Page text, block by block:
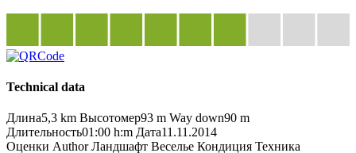
Technical data
Длина5,3 km Высотомер93 m Way down90 m
Длительность01:00 h:m Дата11.11.2014
Оценки Author Ландшафт Веселье Кондиция Техника